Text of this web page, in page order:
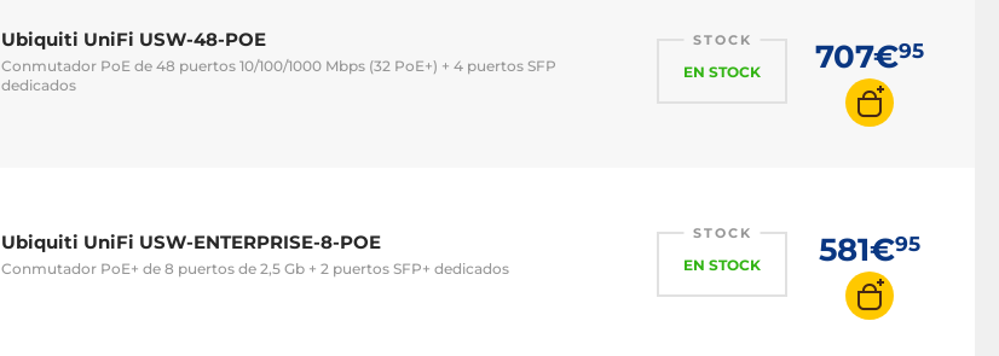
Ubiquiti UniFi USW-48-POE
Conmutador PoE de 48 puertos 10/100/1000 Mbps (32 PoE+) + 4 puertos SFP
dedicados
STOCK
EN STOCK 707€95
Ubiquiti UniFi USW-ENTERPRISE-8-POE
Conmutador PoE+ de 8 puertos de 2,5 Gb + 2 puertos SFP+ dedicados
STOCK
EN STOCK 581€95